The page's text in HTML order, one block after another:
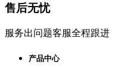
售后无忧
服务出问题客服全程跟进
产品中心